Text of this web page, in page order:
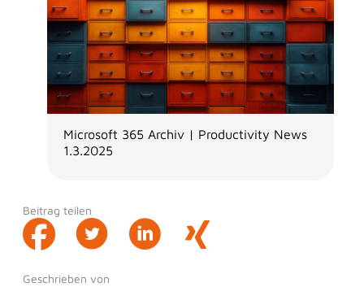
Microsoft 365 Archiv | Productivity News
1.3.2025
Beitrag teilen
Geschrieben von